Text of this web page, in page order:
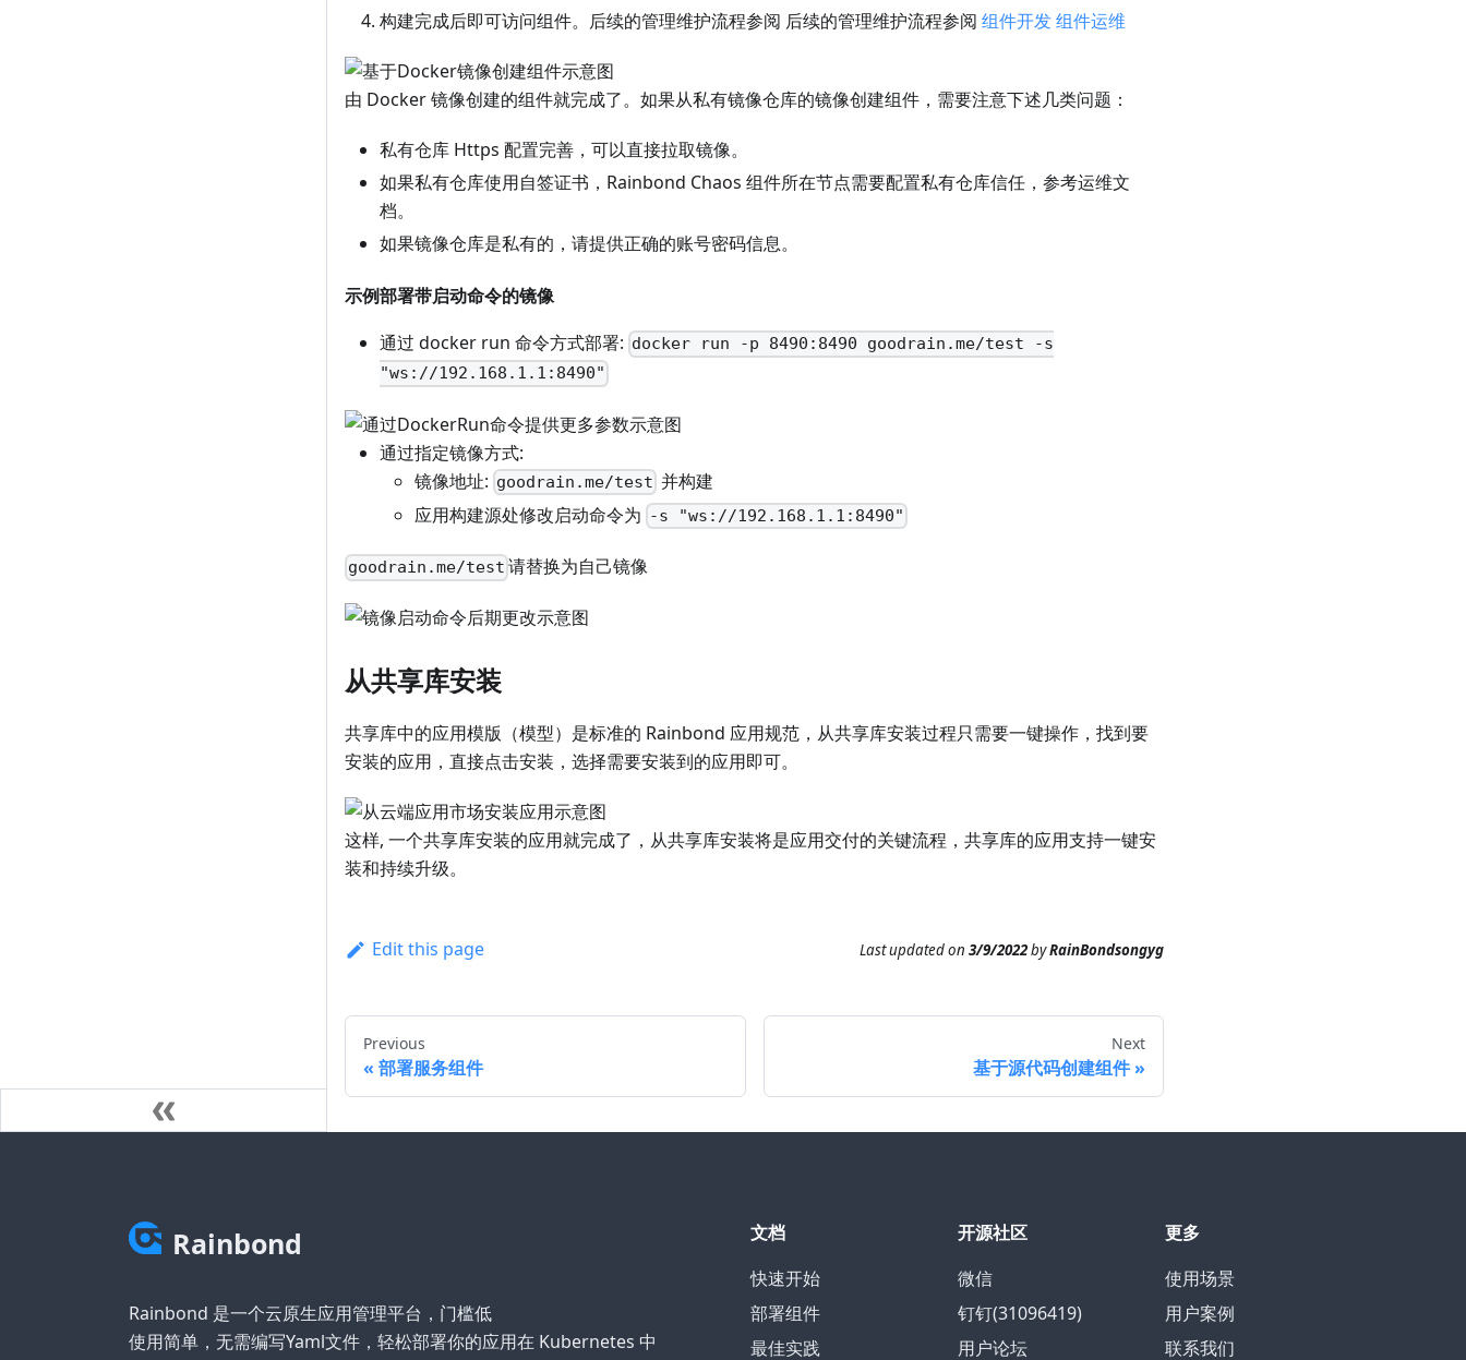
构建完成后即可访问组件。后续的管理维护流程参阅 后续的管理维护流程参阅 组件开发组件运维
由 Docker 镜像创建的组件就完成了。如果从私有镜像仓库的镜像创建组件，需要注意下述几类问题：
私有仓库 Https 配置完善，可以直接拉取镜像。
如果私有仓库使用自签证书，Rainbond Chaos 组件所在节点需要配置私有仓库信任，参考运维文
档。
如果镜像仓库是私有的，请提供正确的账号密码信息。
示例部署带启动命令的镜像
通过 docker run 命令方式部署: docker run -p 8490:8490 goodrain.me/test -s
"ws://192.168.1.1:8490"
通过指定镜像方式:
镜像地址: goodrain.me/test 并构建
应用构建源处修改启动命令为 -s "ws://192.168.1.1:8490"
goodrain.me/test 请替换为自己镜像
从共享库安装
共享库中的应用模版（模型）是标准的 Rainbond 应用规范，从共享库安装过程只需要一键操作，找到要
安装的应用，直接点击安装，选择需要安装到的应用即可。
这样, 一个共享库安装的应用就完成了，从共享库安装将是应用交付的关键流程，共享库的应用支持一键安
装和持续升级。
Edit this page Last updatedon 3/9/2022byRainBondsongyg
Previous
部署服务组件
Next
基于源代码创建组件
Rainbond
Rainbond 是一个云原生应用管理平台，门槛低
使用简单，无需编写Yaml文件，轻松部署你的应用在 Kubernetes 中
文档
快速开始
部署组件
最佳实践
开源社区
微信
钉钉(31096419)
用户论坛
更多
使用场景
用户案例
联系我们